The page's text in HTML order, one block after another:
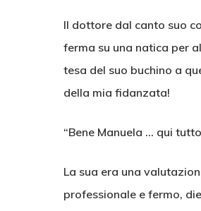
Il dottore dal canto suo
ferma su una natica per
tesa del suo buchino a
della mia fidanzata!
“Bene Manuela … qui
La sua era una
professionale e fermo,